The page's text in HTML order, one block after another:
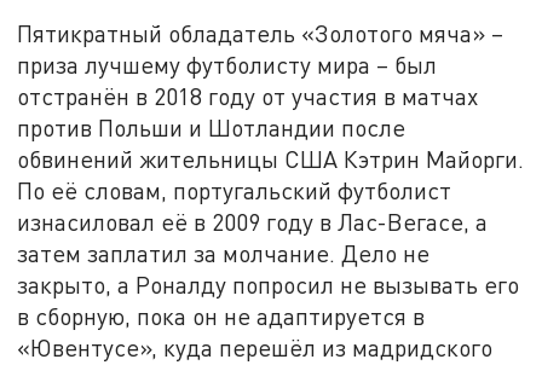
Пятикратный обладатель «Золотого мяча» –
приза лучшему футболисту мира – был
отстранён в 2018 году от участия в матчах
против Польши и Шотландии после
обвинений жительницы США Кэтрин Майорги.
По её словам, португальский футболист
изнасиловал её в 2009 году в Лас-Вегасе, а
затем заплатил за молчание. Дело не
закрыто, а Роналду попросил не вызывать его
в сборную, пока он не адаптируется в
«Ювентусе», куда перешёл из мадридского